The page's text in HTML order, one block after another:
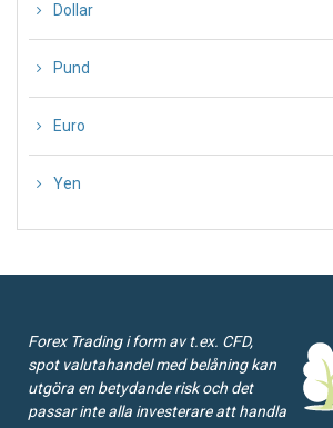
Dollar
Pund
Euro
Yen
Forex Trading i form av t.ex. CFD,
spot valutahandel med belåning kan
utgöra en betydande risk och det
passar inte alla investerare att handla